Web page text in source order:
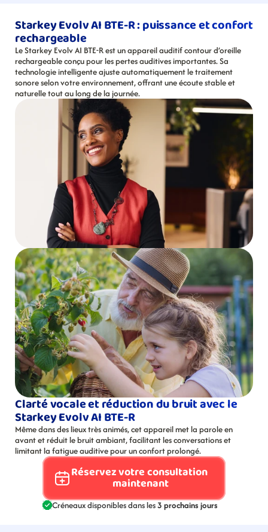
Starkey Evolv AI BTE-R : puissance et confort
rechargeable
Le Starkey Evolv AI BTE-R est un appareil auditif contour d’oreille
rechargeable conçu pour les pertes auditives importantes. Sa
technologie intelligente ajuste automatiquement le traitement
sonore selon votre environnement, offrant une écoute stable et
naturelle tout au long de la journée.
Clarté vocale et réduction du bruit avec le
Starkey Evolv AI BTE-R
Même dans des lieux très animés, cet appareil met la parole en
avant et réduit le bruit ambiant, facilitant les conversations et
limitant la fatigue auditive pour un confort prolongé.
Réservez votre consultation
maintenant
Créneaux disponibles dans les 3 prochains jours